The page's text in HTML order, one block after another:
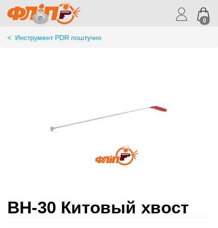
0
< Инструмент PDR поштучно
BH-30 Китовый хвост